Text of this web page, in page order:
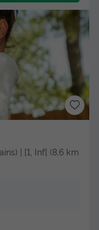
| [1, Inf[ (8,6 km